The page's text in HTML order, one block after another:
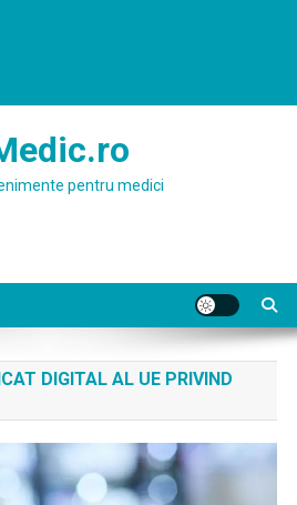
pentru medici
DIGITAL AL UE PRIVIND